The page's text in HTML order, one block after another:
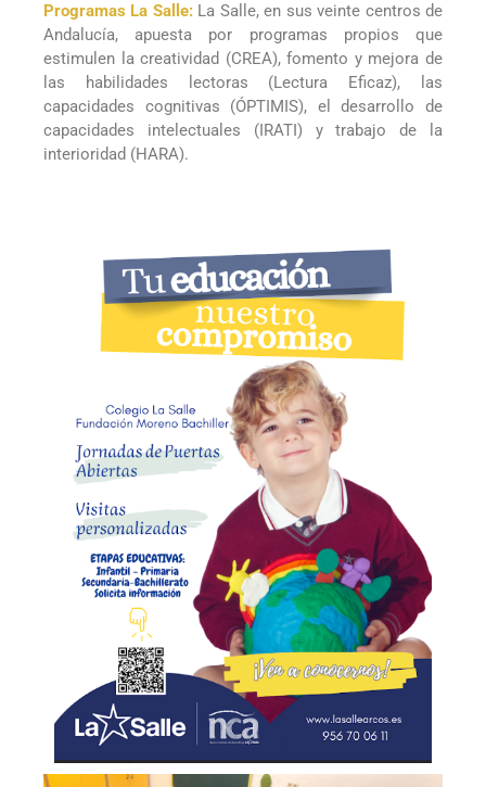
Programas La Salle:La Salle, en sus veinte centros de
Andalucía, apuesta por programas propios que
estimulen la creatividad (CREA), fomento y mejora de
las habilidades lectoras (Lectura Eficaz), las
capacidades cognitivas (ÓPTIMIS), el desarrollo de
capacidades intelectuales (IRATI) y trabajo de la
interioridad (HARA).